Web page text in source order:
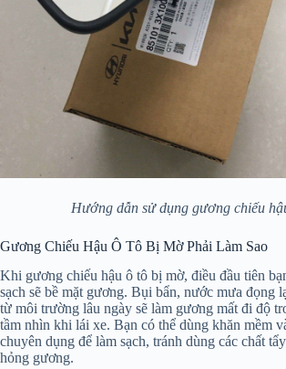
Hướng dẫn sử dụng gương chiếu
Gương Chiếu Hậu Ô Tô Bị Mờ Phải Làm Sao
Khi gương chiếu hậu ô tô bị mờ, điều đầu tiên
sạch sẽ bề mặt gương. Bụi bẩn, nước mưa đọng
từ môi trường lâu ngày sẽ làm gương mất đi độ
tầm nhìn khi lái xe. Bạn có thể dùng khăn mềm
chuyên dụng để làm sạch, tránh dùng các chất
hỏng gương.